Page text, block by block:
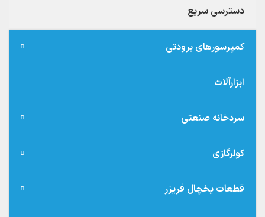
دسترسی سریع
کمپرسورهای برودتی
ابزارآلات
سردخانه صنعتی
کولرگازی
قطعات یخچال فریزر